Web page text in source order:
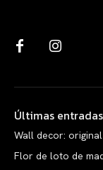
Últimas entradas
Wall decor:
Flor de loto de